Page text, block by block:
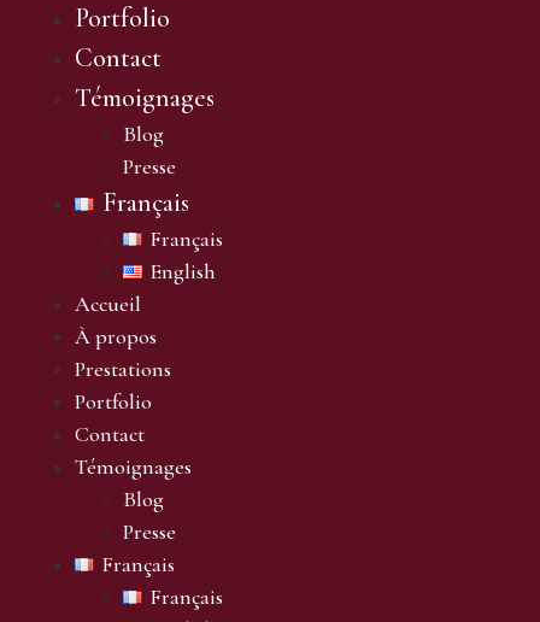
Portfolio
Contact
Témoignages
Blog
Presse
Français
Français
English
Accueil
À propos
Prestations
Portfolio
Contact
Témoignages
Blog
Presse
Français
Français